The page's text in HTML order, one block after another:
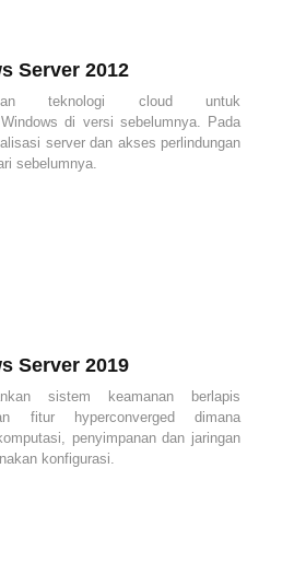
Server 2012
teknologi cloud untuk
di versi sebelumnya. Pada
server dan akses perlindungan
sebelumnya.
Server 2019
sistem keamanan berlapis
fitur hyperconverged dimana
penyimpanan dan jaringan
konfigurasi.